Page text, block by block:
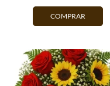
COMPRAR